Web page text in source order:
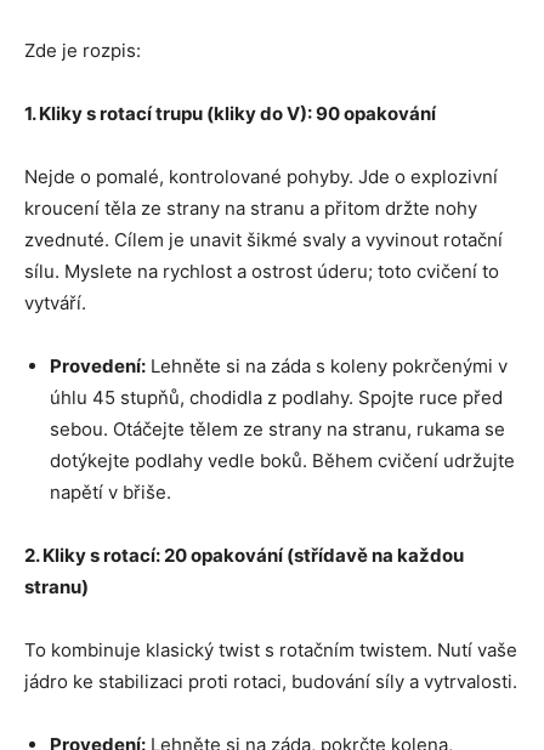
Zde je rozpis:
1. Kliky s rotací trupu (kliky do V): 90 opakování
Nejde o pomalé, kontrolované pohyby. Jde o explozivní
kroucení těla ze strany na stranu a přitom držte nohy
zvednuté. Cílem je unavit šikmé svaly a vyvinout rotační
sílu. Myslete na rychlost a ostrost úderu; toto cvičení to
vytváří.
Provedení: Lehněte si na záda s koleny pokrčenými v
úhlu 45 stupňů, chodidla z podlahy. Spojte ruce před
sebou. Otáčejte tělem ze strany na stranu, rukama se
dotýkejte podlahy vedle boků. Během cvičení udržujte
napětí v břiše.
2. Kliky s rotací: 20 opakování (střídavě na každou
stranu)
To kombinuje klasický twist s rotačním twistem. Nutí vaše
jádro ke stabilizaci proti rotaci, budování síly a vytrvalosti.
Provedení: Lehněte si na záda, pokrčte kolena,